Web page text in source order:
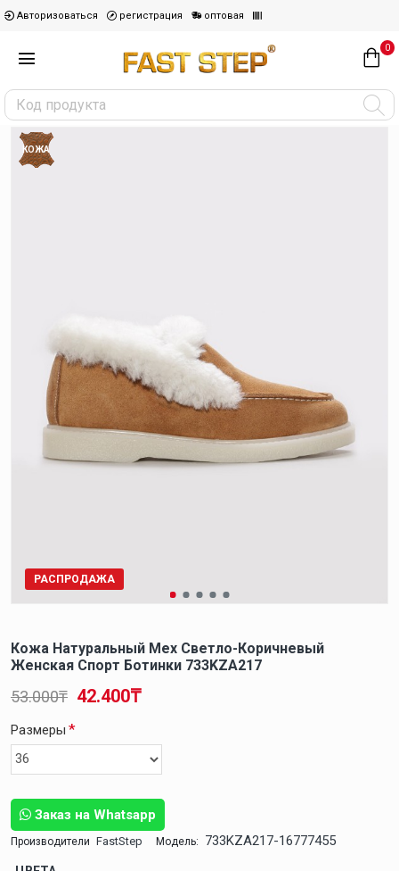
Авторизоваться регистрация оптовая
0
КОЖА
РАСПРОДАЖА
Кожа Натуральный Мех Светло-Коричневый
Женская Спорт Ботинки 733KZA217
Заказ на Whatsapp
Производители FastStep Модель: 733KZA217-16777455
42.400₸
53.000₸
Размеры